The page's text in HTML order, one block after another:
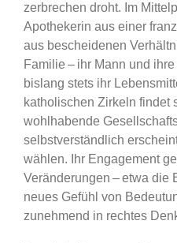
zerbrechen droht. Im
Apothekerin aus einer
aus bescheidenen
Familie – ihr Mann und
bislang stets ihr
katholischen Zirkeln findet
wohlhabende
selbstverständlich
wählen. Ihr Engagement
Veränderungen – etwa die
neues Gefühl von
zunehmend in rechtes